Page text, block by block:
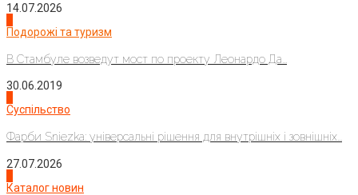
14.07.2026
Подорожі та туризм
В Стамбуле возведут мост по проекту Леонардо Да...
30.06.2019
Суспільство
Фарби Sniezka: універсальні рішення для внутрішніх і зовнішніх...
27.07.2026
Каталог новин